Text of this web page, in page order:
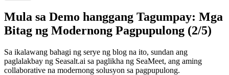
Mula sa Demo hanggang Tagumpay: Mga
Bitag ng Modernong Pagpupulong (2/5)
Sa ikalawang bahagi ng serye ng blog na ito, sundan ang
paglalakbay ng Seasalt.ai sa paglikha ng SeaMeet, ang aming
collaborative na modernong solusyon sa pagpupulong.